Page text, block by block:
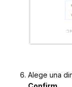
Alege una